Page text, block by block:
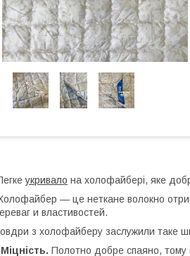
укривало на холофайбері, яке
— це неткане волокно
и властивостей.
з холофайберу заслужили таке
Міцність. Полотно добре спаяно, тому